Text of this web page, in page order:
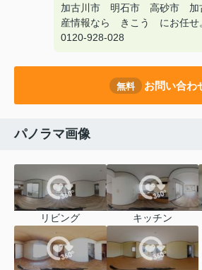
加古川市 明石市 高砂市 加
産情報なら きこう にお任せ
0120-928-028
無料 お問い合わ
パノラマ画像
リビング キッチン